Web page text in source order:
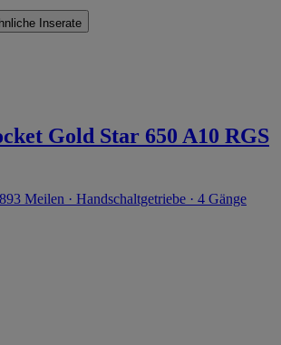
Inserate
Gold Star 650 A10 RGS
Meilen · Handschaltgetriebe · 4 Gänge